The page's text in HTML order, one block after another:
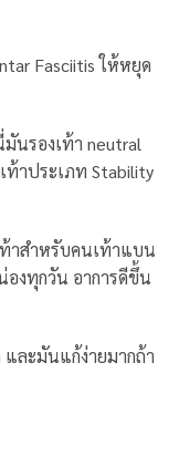
Fasciitis ให้หยุด
นรองเท้า neutral
ท้าประเภท Stability
ท้าสำหรับคนเท้าแบน
องทุกวัน อาการดีขึ้น
ละมันแก้ง่ายมากถ้า